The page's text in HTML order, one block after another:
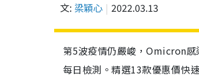
文: 梁穎心 2022.03.13
第5波疫情仍嚴峻，Omicron
每日檢測。精選13款優惠價快